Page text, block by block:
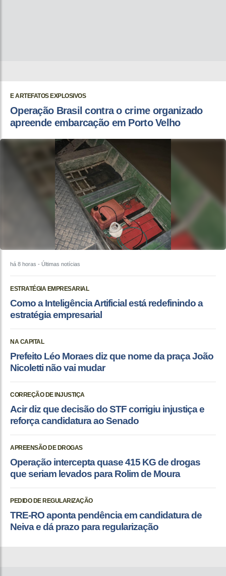
E ARTEFATOS EXPLOSIVOS
Operação Brasil contra o crime organizado
apreende embarcação em Porto Velho
há 8 horas - Últimas notícias
ESTRATÉGIA EMPRESARIAL
Como a Inteligência Artificial está redefinindo a
estratégia empresarial
NA CAPITAL
Prefeito Léo Moraes diz que nome da praça João
Nicoletti não vai mudar
CORREÇÃO DE INJUSTIÇA
Acir diz que decisão do STF corrigiu injustiça e
reforça candidatura ao Senado
APREENSÃO DE DROGAS
Operação intercepta quase 415 KG de drogas
que seriam levados para Rolim de Moura
PEDIDO DE REGULARIZAÇÃO
TRE-RO aponta pendência em candidatura de
Neiva e dá prazo para regularização